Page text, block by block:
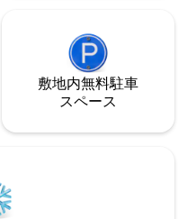
敷地内無料駐⁠車
ス⁠ペ⁠ー⁠ス